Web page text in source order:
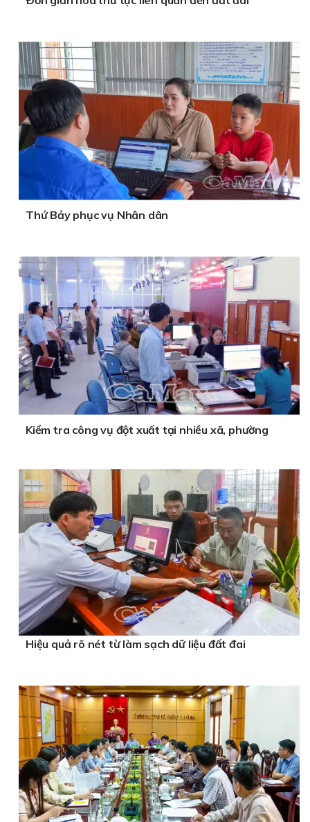
Thứ Bảy phục vụ Nhân dân
Kiểm tra công vụ đột xuất tại nhiều xã, phường
Hiệu quả rõ nét từ làm sạch dữ liệu đất đai